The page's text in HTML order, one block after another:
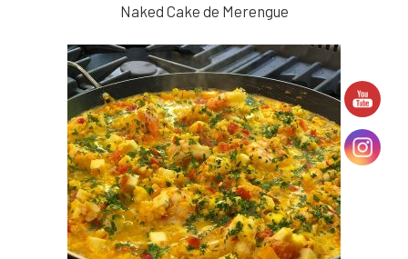
Naked Cake de Merengue